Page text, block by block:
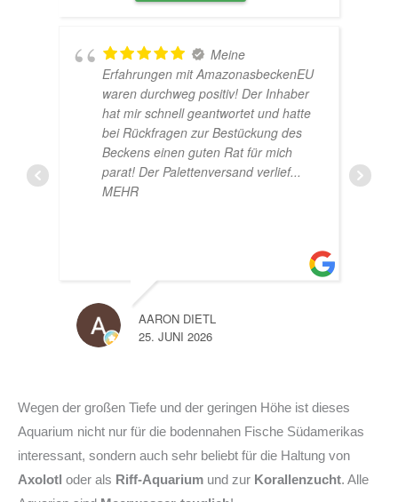
TOP Hardscape
im Laden und sehr nette Beratung!
Ich bin super Glücklich mit meinem
Beståbecken
14. JUNI 2026
Wegen der großen Tiefe und der geringen Höhe ist dieses
Aquarium nicht nur für die bodennahen Fische Südamerikas
interessant, sondern auch sehr beliebt für die Haltung von
Axolotl oder als Riff-Aquarium und zur Korallenzucht. Alle